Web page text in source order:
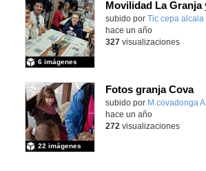
subido por Tic cepa alcala
6 imágenes
hace un año
327visualizaciones
Fotos granja Cova
subido por M.covadonga A.
22 imágenes
hace un año
272 visualizaciones